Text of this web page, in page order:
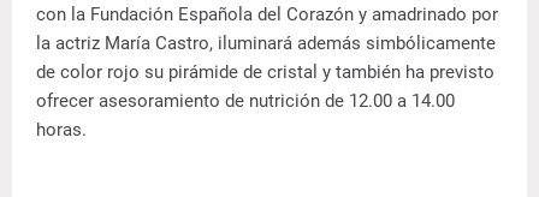
con la Fundación Española del Corazón y amadrinado por
la actriz María Castro, iluminará además simbólicamente
de color rojo su pirámide de cristal y también ha previsto
ofrecer asesoramiento de nutrición de 12.00 a 14.00
horas.